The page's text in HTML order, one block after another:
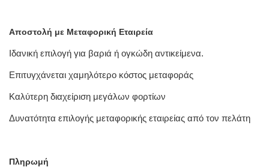
Αποστολή με Μεταφορική Εταιρεία
Ιδανική επιλογή για βαριά ή ογκώδη αντικείμενα.
Επιτυγχάνεται χαμηλότερο κόστος μεταφοράς
Καλύτερη διαχείριση μεγάλων φορτίων
Δυνατότητα επιλογής μεταφορικής εταιρείας από τον πελάτη
Πληρωμή